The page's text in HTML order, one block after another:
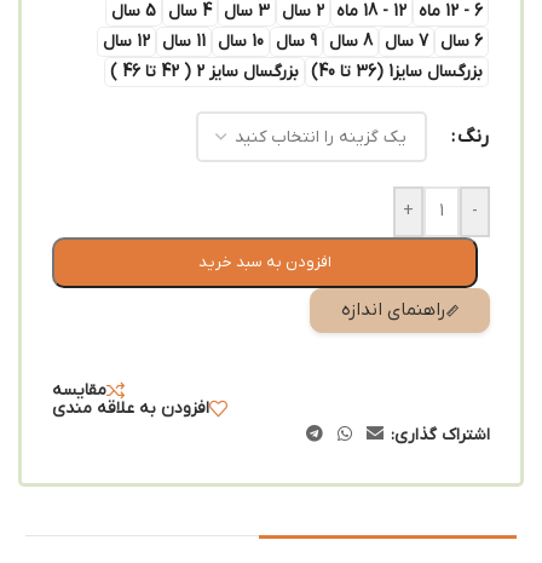
6 - 12 ماه 12 - 18 ماه 2 سال 3 سال 4 سال
5 سال
6 سال
7 سال 8 سال 9 سال 10 سال 11 سال
12 سال
بزرگسال سایز1 (36 تا 40)
بزرگسال سایز 2 ( 42 تا 46 )
رنگ
-
+
افزودن به سبد خرید
راهنمای اندازه
مقایسه
افزودن به علاقه مندی
اشتراک گذاری: